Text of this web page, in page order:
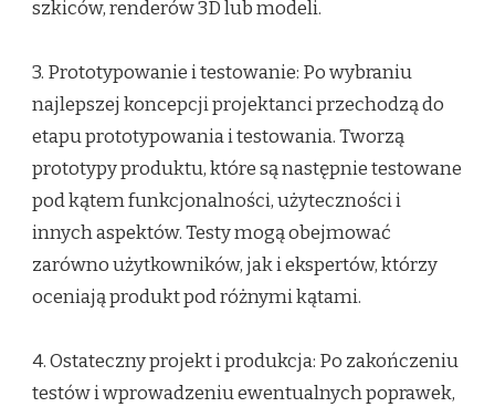
szkiców, renderów 3D lub modeli.
3. Prototypowanie i testowanie: Po wybraniu
najlepszej koncepcji projektanci przechodzą do
etapu prototypowania i testowania. Tworzą
prototypy produktu, które są następnie testowane
pod kątem funkcjonalności, użyteczności i
innych aspektów. Testy mogą obejmować
zarówno użytkowników, jak i ekspertów, którzy
oceniają produkt pod różnymi kątami.
4. Ostateczny projekt i produkcja: Po zakończeniu
testów i wprowadzeniu ewentualnych poprawek,